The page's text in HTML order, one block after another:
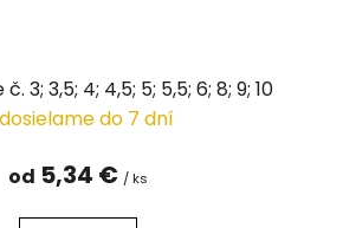
3; 3,5; 4; 4,5; 5; 5,5; 6; 8; 9; 10
do 7 dní
od 5,34 € / ks